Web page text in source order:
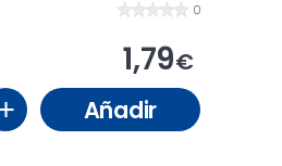
0
1,79€
Añadir